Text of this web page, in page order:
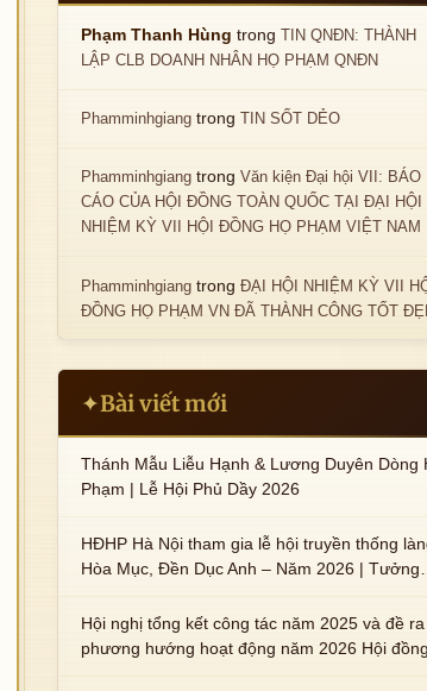
Phạm Thanh Hùng trongTIN QNĐN: THÀNH
LẬP CLB DOANH NHÂN HỌ PHẠM QNĐN
Phamminhgiang trongTIN SỐT DẺO
Phamminhgiang trongVăn kiện Đại hội VII: BÁO
CÁO CỦA HỘI ĐỒNG TOÀN QUỐC TẠI ĐẠI HỘI
NHIỆM KỲ VII HỘI ĐỒNG HỌ PHẠM VIỆT NAM
Phamminhgiang trongĐẠI HỘI NHIỆM KỲ VII
ĐỒNG HỌ PHẠM VN ĐÃ THÀNH CÔNG TỐT
✦Bài viết mới
Thánh Mẫu Liễu Hạnh & Lương Duyên Dòng
Phạm | Lễ Hội Phủ Dầy 2026
HĐHP Hà Nội tham gia lễ hội truyền thống
Hòa Mục, Đền Dục Anh – Năm 2026 | Tưởng
Phạm Thị Uyển và 2 em trai : ngài Phạm Huy,
Phạm Miện
Hội nghị tổng kết công tác năm 2025 và đề ra
phương hướng hoạt động năm 2026 Hội đồng